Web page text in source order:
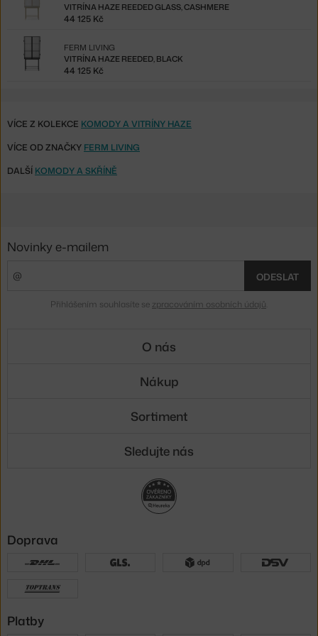
VITRÍNA HAZE REEDED GLASS, CASHMERE
44 125 Kč
VITRÍNA HAZE REEDED, BLACK
FERM LIVING
44 125 Kč
VÍCE Z KOLEKCE KOMODY A VITRÍNY HAZE
VÍCE OD ZNAČKY FERM LIVING
DALŠÍ KOMODY A SKŘÍNĚ
Novinky e-mailem
ODESLAT
Přihlášením souhlasíte se zpracováním osobních údajů
O nás
Nákup
Sortiment
Sledujte nás
Doprava
Platby